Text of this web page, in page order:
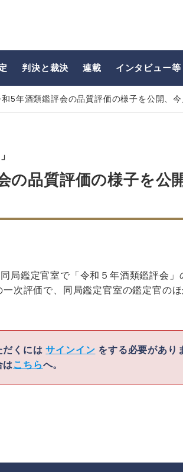
判決と裁決 連載 インタビュー等
5年酒類鑑評会の品質評価の様子を公開、
」
の品質評価の様子を公
局鑑定官室で「令和５年酒類鑑評会」
次評価で、同局鑑定官室の鑑定官の
だくにはサインイン をする必要があり
は こちらへ。